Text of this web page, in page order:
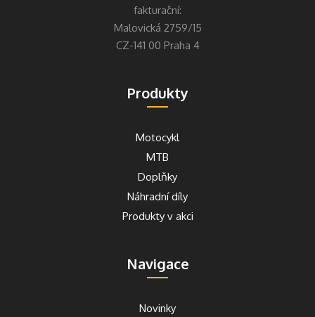
fakturační:
Malovická 2759/15
CZ-141 00 Praha 4
Produkty
Motocykl
MTB
Doplňky
Náhradní díly
Produkty v akci
Navigace
Novinky